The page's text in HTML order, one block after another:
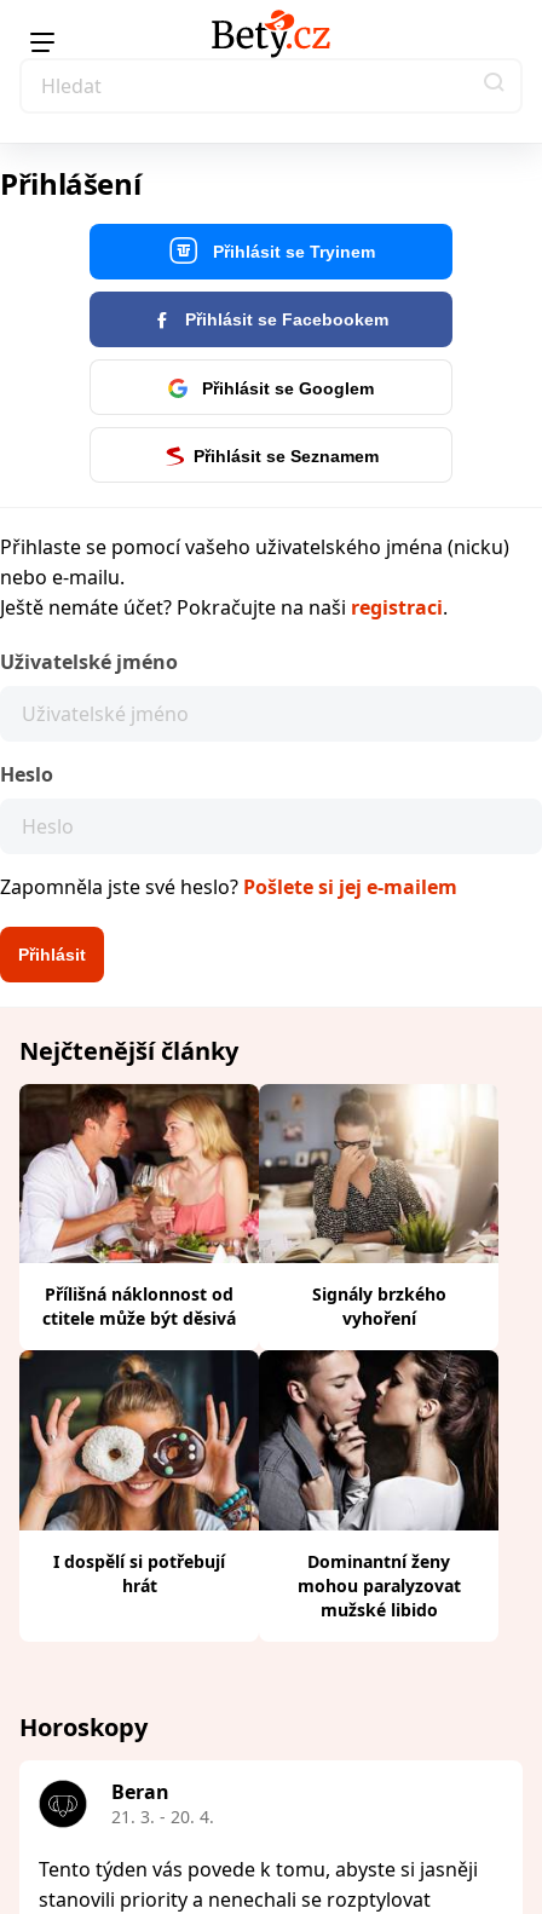
Přihlášení
Přihlásit se Tryinem
Přihlásit se Facebookem
Přihlásit se Googlem
Přihlásit se Seznamem
Přihlaste se pomocí vašeho uživatelského jména (nicku)
nebo e-mailu.
Ještě nemáte účet? Pokračujte na naši registraci.
Uživatelské jméno
Heslo
Zapomněla jste své heslo? Pošlete si jej e-mailem
Nejčtenější články
Přílišná náklonnost od
ctitele může být děsivá
Signály brzkého
vyhoření
I dospělí si potřebují
hrát
Dominantní ženy
mohou paralyzovat
mužské libido
Horoskopy
Beran
21. 3. - 20. 4.
Tento týden vás povede k tomu, abyste si jasněji
stanovili priority a nenechali se rozptylovat